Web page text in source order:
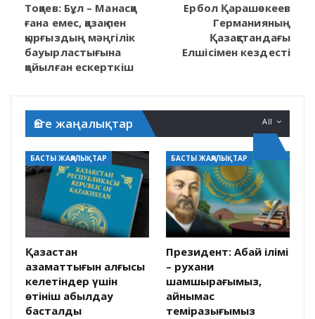
Тоқаев: Бұл – Манасқа
ғана емес, қазақ пен
қырғыздың мәңгілік
бауырластығына
қойылған ескерткіш
Ербол Қарашөкеев
Германияның
Қазақстандағы
Елшісімен кездесті
All
Өзге жаңалықтар
БАСТЫ ЖАҢАЛЫҚТАР
Қазақстан
азаматтығын алғысы
келетіндер үшін
өтініш қабылдау
басталды
БАСТЫ ЖАҢАЛЫҚТАР
Президент: Абай ілімі
– рухани
шамшырағымыз,
айнымас
темірқазығымыз